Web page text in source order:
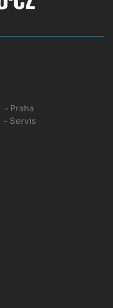
- Praha
- Servis